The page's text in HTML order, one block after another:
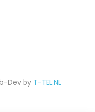
Dev by T-TEL.NL